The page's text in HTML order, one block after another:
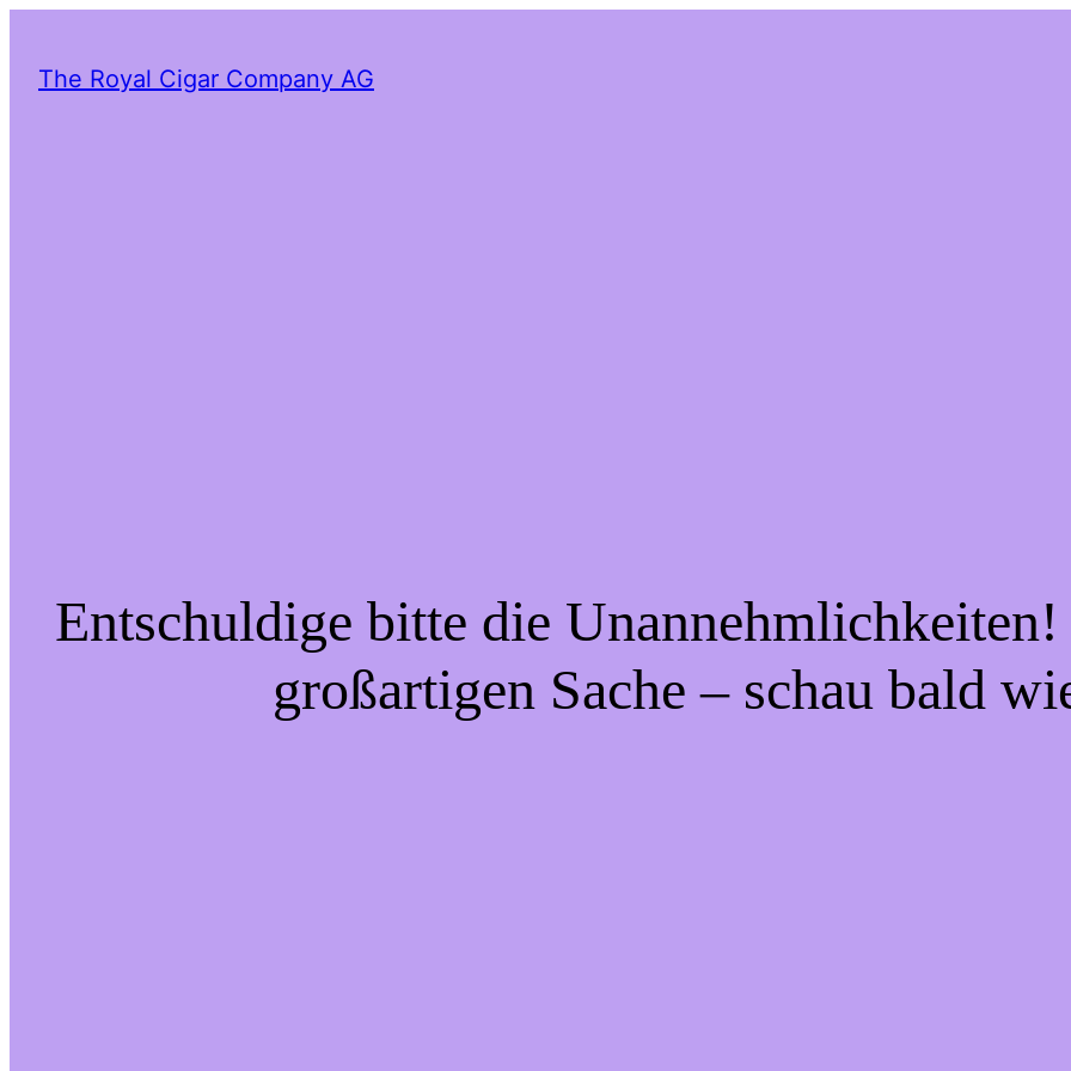
The Royal Cigar Company AG
Entschuldige bitte die
großartigen Sache – schau bald